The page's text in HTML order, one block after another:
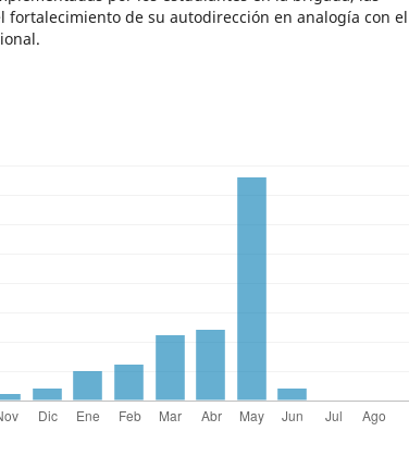
fortalecimiento de su autodirección en analogía con el